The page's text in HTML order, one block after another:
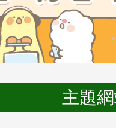
主題